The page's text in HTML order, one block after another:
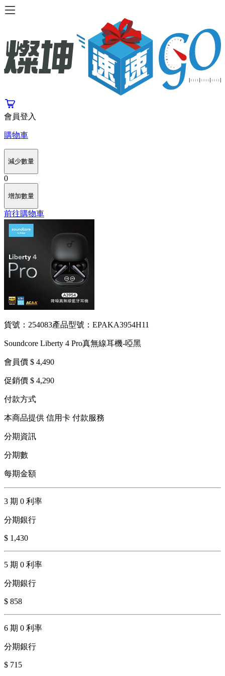
會員登入
購物車
減少數量
0
增加數量
前往購物車
貨號：254083產品型號：EPAKA3954H11
Soundcore Liberty 4 Pro真無線耳機-啞黑
會員價 $ 4,490
促銷價 $ 4,290
付款方式
本商品提供 信用卡 付款服務
分期資訊
分期數
每期金額
3 期 0 利率
分期銀行
$ 1,430
5 期 0 利率
分期銀行
$ 858
6 期 0 利率
分期銀行
$ 715